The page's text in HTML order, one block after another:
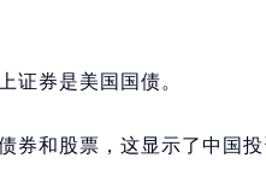
证券是美国国债。
券和股票，这显示了中国